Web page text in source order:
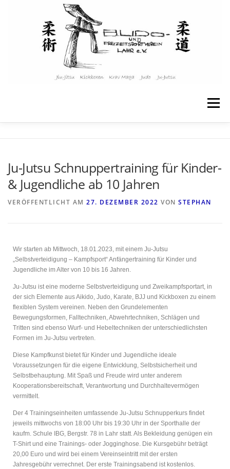
Menü
ANGEBOTE & KURSE KINDER & JUGENDLICHE
Ju-Jutsu Schnuppertraining für Kinder-
& Jugendliche ab 10 Jahren
VERÖFFENTLICHT AM 27. DEZEMBER 2022 VON STEPHAN
Wir starten ab Mittwoch, 18.01.2023, mit einem Ju-Jutsu
„Selbstverteidigung – Kampfsport“Anfängertraining für Kinder und
Jugendliche im Alter von 10 bis 16 Jahren.
Ju-Jutsu ist eine moderne Selbstverteidigung und Zweikampfsportart, in
der sich Elemente aus Aikido, Judo, Karate, BJJ und Kickboxen zu einem
flexiblen System vereinen. Neben den Grundelementen
Bewegungsformen, Falltechniken, Abwehrtechniken, Schlägen und
Tritten sind ebenso Wurf- und Hebeltechniken der unterschiedlichsten
Formen im Ju-Jutsu vertreten.
Diese Kampfkunst bietet für Kinder und Jugendliche ideale
Voraussetzungen für die eigene Entwicklung, Selbstsicherheit und
Selbstbehauptung. Mit Spaß und Freude wird unter anderem
Kooperationsbereitschaft, Verantwortung und Durchhaltevermögen
vermittelt.
Der 4 Trainingseinheiten umfassende Ju-Jutsu Schnupperkurs findet
jeweils mittwochs von 18:00 Uhr bis 19:30 Uhr in der Sporthalle der
kaufm. Schule IBG, Bergstr. 78 in Lahr statt. Als Bekleidung genügen ein
T-Shirt und eine Trainings- oder Jogginghose. Die Kursgebühr beträgt
20,00 Euro und wird bei einem Vereinseintritt mit der ersten
Jahresgebühr verrechnet. Der erste Trainingsabend ist kostenlos.